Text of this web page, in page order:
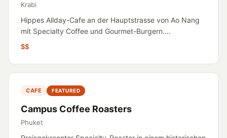
Krabi
Hippes Allday-Cafe an der Hauptstrasse von Ao Nang
mit Specialty Coffee und Gourmet-Burgern....
$$
CAFE FEATURED
Campus Coffee Roasters
Phuket